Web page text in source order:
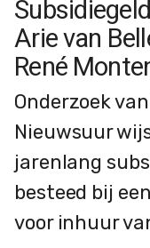
Arie van
René
Onderzoek
Nieuwsuur
jarenlang
besteed bij
voor inhuur